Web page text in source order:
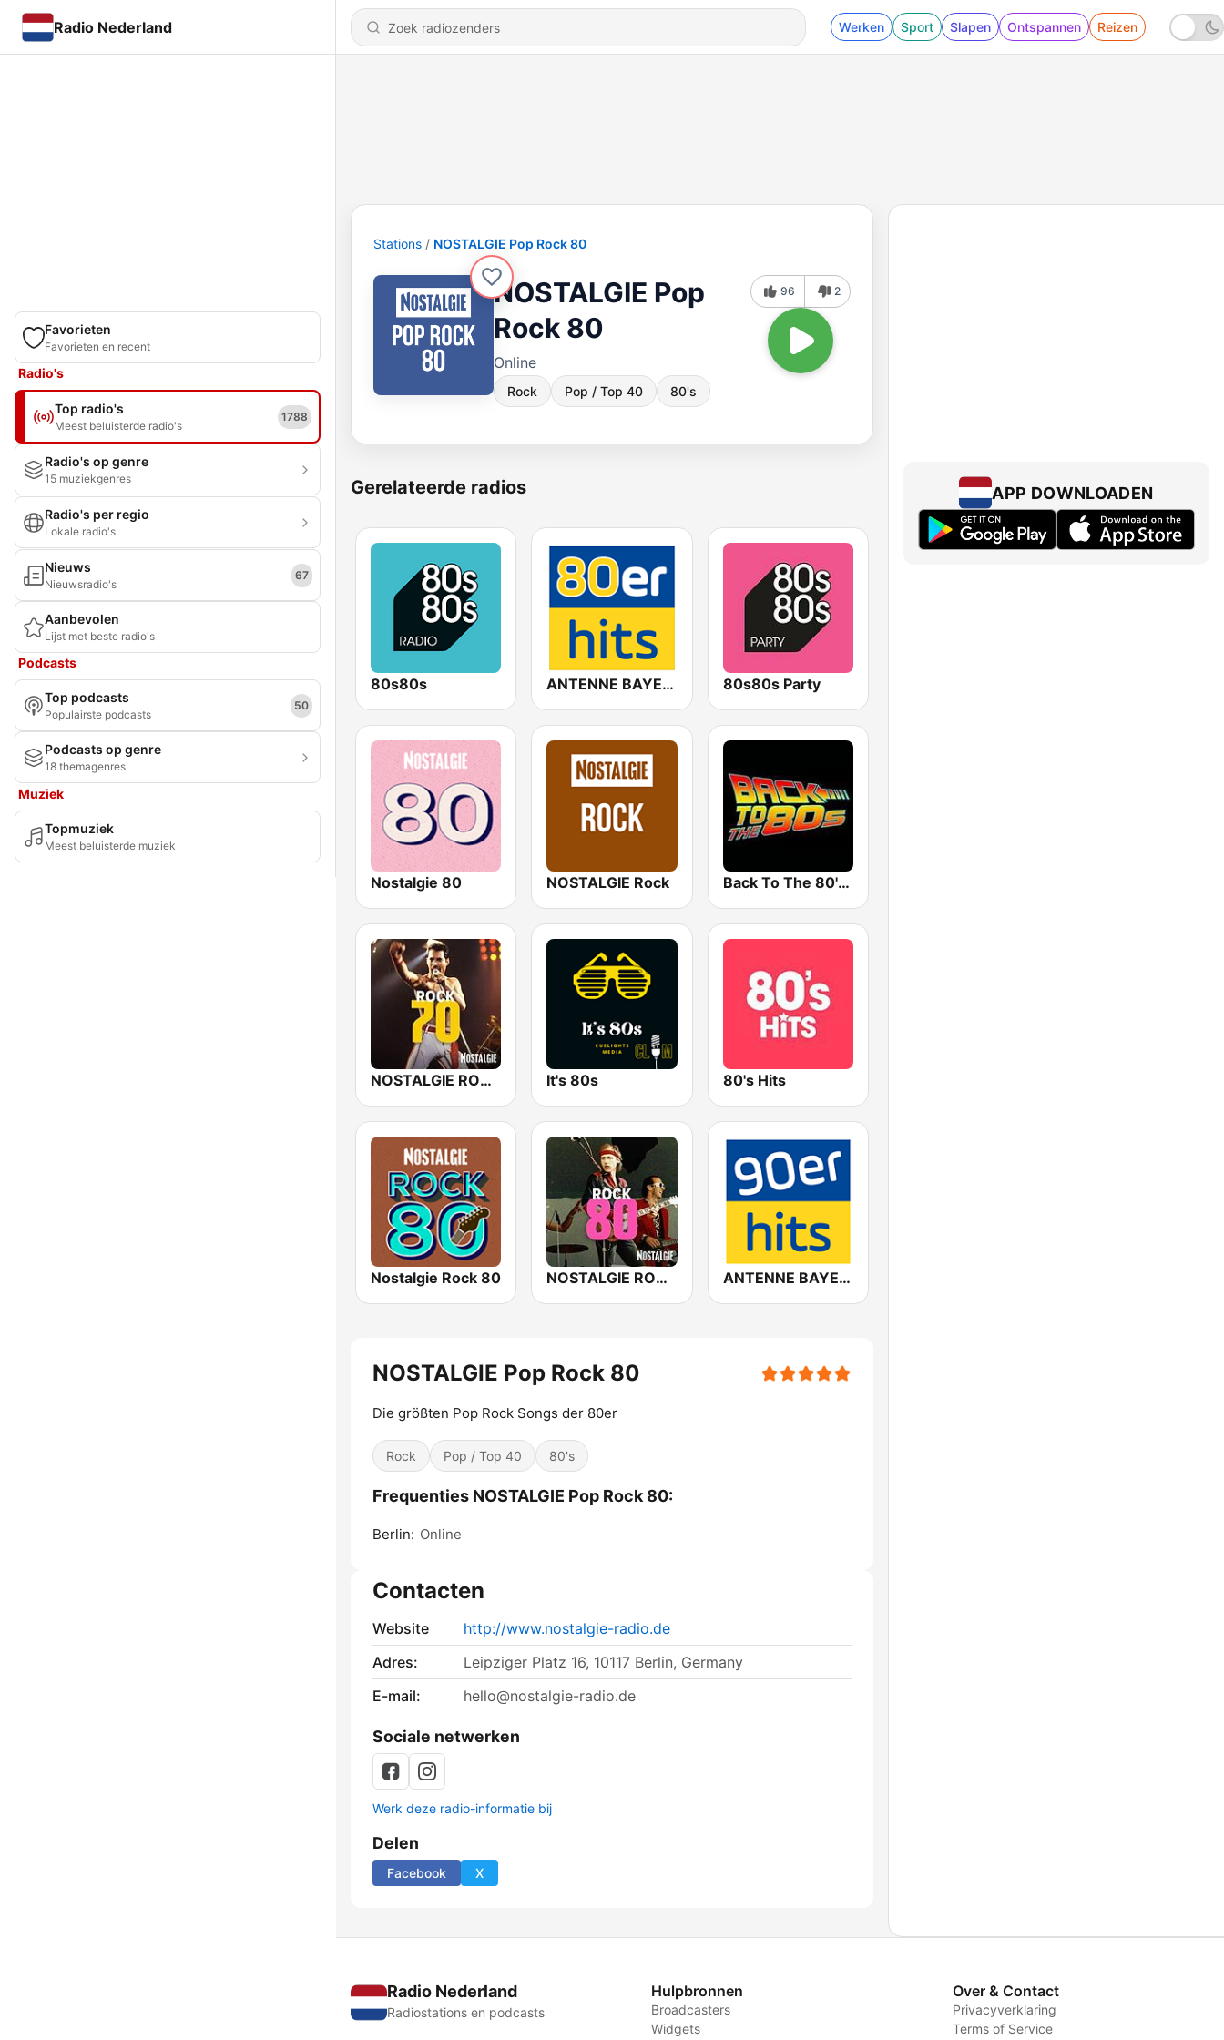
Radio Nederland Werken Sport Slapen Ontspannen Reizen
Favorieten
Favorieten en recent
Radio's
Top radio's
Meest beluisterde radio's
1788
Radio's op genre
15 muziekgenres
Radio's per regio
Lokale radio's
Nieuws
Nieuwsradio's
67
Aanbevolen
Lijst met beste radio's
Podcasts
Top podcasts
Populairste podcasts
50
Podcasts op genre
18 themagenres
Muziek
Topmuziek
Meest beluisterde muziek
Stations NOSTALGIE Pop Rock 80
NOSTALGIE Pop
Rock 80
Online
Rock Pop / Top 40 80's
96 2
Gerelateerde radios
80s80s ANTENNE BAYERN 80er Hits 80s80s Party
Nostalgie 80 NOSTALGIE Rock Back To The 80's Radio
NOSTALGIE ROCK 70 It's 80s 80's Hits
Nostalgie Rock 80 NOSTALGIE ROCK 80 ANTENNE BAYERN 90er Hits
NOSTALGIE Pop Rock 80
Die größten Pop Rock Songs der 80er
Rock Pop / Top 40 80's
Frequenties NOSTALGIE Pop Rock 80:
Berlin: Online
Contacten
Website
http://www.nostalgie-radio.de
Adres:
Leipziger Platz 16, 10117 Berlin, Germany
E-mail:
hello@nostalgie-radio.de
Sociale netwerken
Werk deze radio-informatie bij
Delen
Facebook X
APP DOWNLOADEN
Radio Nederland
Radiostations en podcasts
Hulpbronnen
Broadcasters
Widgets
Over & Contact
Privacyverklaring
Terms of Service